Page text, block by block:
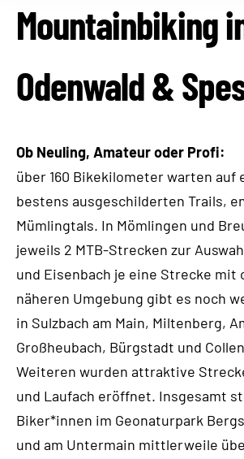
Mountainbiking
Odenwald &
Ob Neuling, Amateur oder Profi:
über 160 Bikekilometer warten auf
bestens ausgeschilderten Trails,
Mümlingtals. In Mömlingen und
jeweils 2 MTB-Strecken zur
und Eisenbach je eine Strecke mit
näheren Umgebung gibt es noch
in Sulzbach am Main, Miltenberg,
Großheubach, Bürgstadt und
Weiteren wurden attraktive
und Laufach eröffnet. Insgesamt
Biker*innen im Geonaturpark
und am Untermain mittlerweile